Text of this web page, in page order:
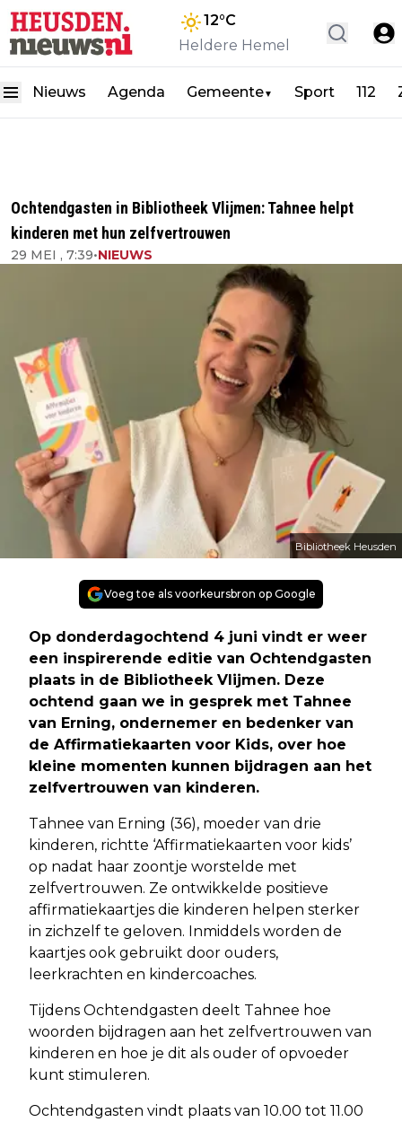
12°C
Heldere Hemel
Nieuws Agenda Gemeente▼ Sport 112
Ochtendgasten in Bibliotheek Vlijmen: Tahnee helpt
kinderen met hun zelfvertrouwen
29 MEI , 7:39•NIEUWS
Bibliotheek Heusden
Voeg toe als voorkeursbron op Google
Op donderdagochtend 4 juni vindt er weer
een inspirerende editie van Ochtendgasten
plaats in de Bibliotheek Vlijmen. Deze
ochtend gaan we in gesprek met Tahnee
van Erning, ondernemer en bedenker van
de Affirmatiekaarten voor Kids, over hoe
kleine momenten kunnen bijdragen aan het
zelfvertrouwen van kinderen.
Tahnee van Erning (36), moeder van drie
kinderen, richtte ‘Affirmatiekaarten voor kids’
op nadat haar zoontje worstelde met
zelfvertrouwen. Ze ontwikkelde positieve
affirmatiekaartjes die kinderen helpen sterker
in zichzelf te geloven. Inmiddels worden de
kaartjes ook gebruikt door ouders,
leerkrachten en kindercoaches.
Tijdens Ochtendgasten deelt Tahnee hoe
woorden bijdragen aan het zelfvertrouwen van
kinderen en hoe je dit als ouder of opvoeder
kunt stimuleren.
Ochtendgasten vindt plaats van 10.00 tot 11.00